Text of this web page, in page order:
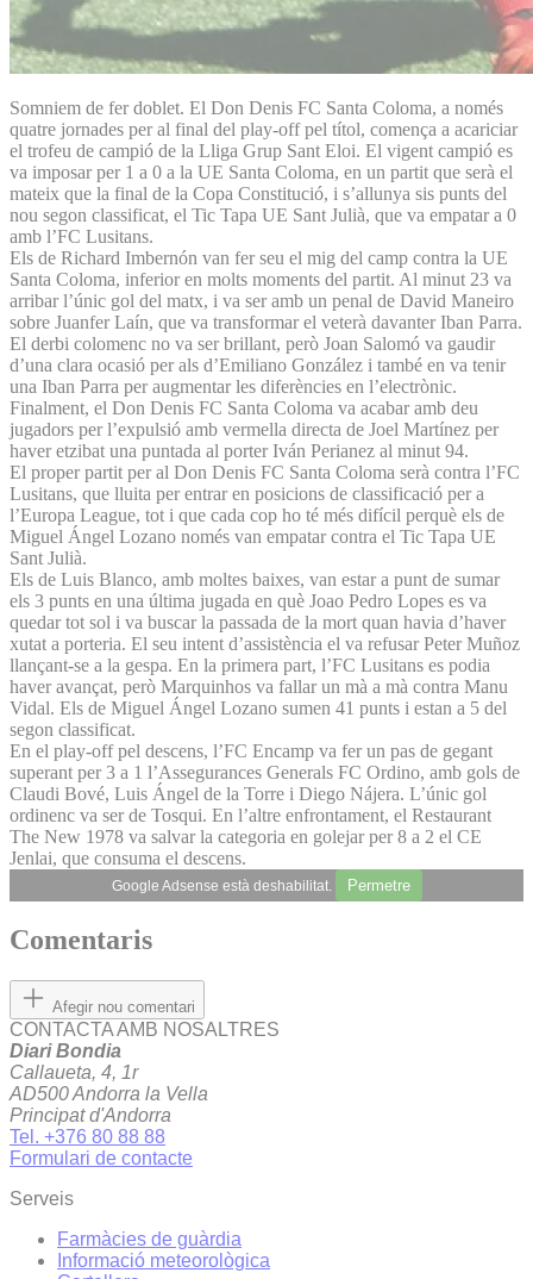
Somniem de fer doblet. El Don Denis FC Santa Coloma, a només
quatre jornades per al final del play-off pel títol, comença a acariciar
el trofeu de campió de la Lliga Grup Sant Eloi. El vigent campió es
va imposar per 1 a 0 a la UE Santa Coloma, en un partit que serà el
mateix que la final de la Copa Constitució, i s’allunya sis punts del
nou segon classificat, el Tic Tapa UE Sant Julià, que va empatar a 0
amb l’FC Lusitans.
Els de Richard Imbernón van fer seu el mig del camp contra la UE
Santa Coloma, inferior en molts moments del partit. Al minut 23 va
arribar l’únic gol del matx, i va ser amb un penal de David Maneiro
sobre Juanfer Laín, que va transformar el veterà davanter Iban Parra.
El derbi colomenc no va ser brillant, però Joan Salomó va gaudir
d’una clara ocasió per als d’Emiliano González i també en va tenir
una Iban Parra per augmentar les diferències en l’electrònic.
Finalment, el Don Denis FC Santa Coloma va acabar amb deu
jugadors per l’expulsió amb vermella directa de Joel Martínez per
haver etzibat una puntada al porter Iván Perianez al minut 94.
El proper partit per al Don Denis FC Santa Coloma serà contra l’FC
Lusitans, que lluita per entrar en posicions de classificació per a
l’Europa League, tot i que cada cop ho té més difícil perquè els de
Miguel Ángel Lozano només van empatar contra el Tic Tapa UE
Sant Julià.
Els de Luis Blanco, amb moltes baixes, van estar a punt de sumar
els 3 punts en una última jugada en què Joao Pedro Lopes es va
quedar tot sol i va buscar la passada de la mort quan havia d’haver
xutat a porteria. El seu intent d’assistència el va refusar Peter Muñoz
llançant-se a la gespa. En la primera part, l’FC Lusitans es podia
haver avançat, però Marquinhos va fallar un mà a mà contra Manu
Vidal. Els de Miguel Ángel Lozano sumen 41 punts i estan a 5 del
segon classificat.
En el play-off pel descens, l’FC Encamp va fer un pas de gegant
superant per 3 a 1 l’Assegurances Generals FC Ordino, amb gols de
Claudi Bové, Luis Ángel de la Torre i Diego Nájera. L’únic gol
ordinenc va ser de Tosqui. En l’altre enfrontament, el Restaurant
The New 1978 va salvar la categoria en golejar per 8 a 2 el CE
Jenlai, que consuma el descens.
Google Adsense està deshabilitat. Permetre
Comentaris
Afegir nou comentari
CONTACTA AMB NOSALTRES
Diari Bondia
Callaueta, 4, 1r
AD500 Andorra la Vella
Principat d'Andorra
Tel. +376 80 88 88
Formulari de contacte
Serveis
Farmàcies de guàrdia
Informació meteorològica